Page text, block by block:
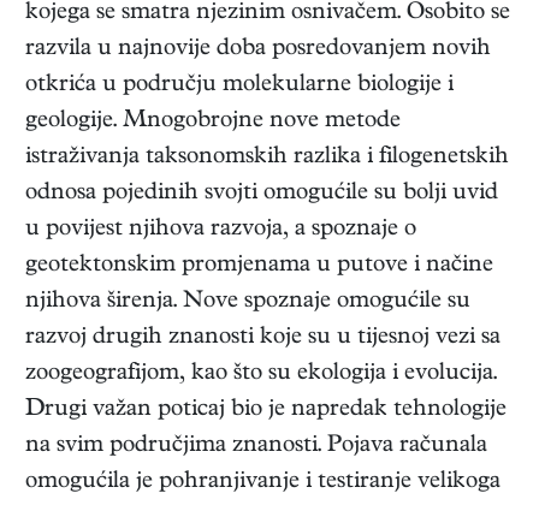
kojega se smatra njezinim osnivačem. Osobito se
razvila u najnovije doba posredovanjem novih
otkrića u području molekularne biologije i
geologije. Mnogobrojne nove metode
istraživanja taksonomskih razlika i filogenetskih
odnosa pojedinih svojti omogućile su bolji uvid
u povijest njihova razvoja, a spoznaje o
geotektonskim promjenama u putove i načine
njihova širenja. Nove spoznaje omogućile su
razvoj drugih znanosti koje su u tijesnoj vezi sa
zoogeografijom, kao što su ekologija i evolucija.
Drugi važan poticaj bio je napredak tehnologije
na svim područjima znanosti. Pojava računala
omogućila je pohranjivanje i testiranje velikoga